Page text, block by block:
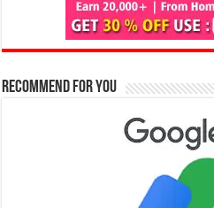
Recommend for You